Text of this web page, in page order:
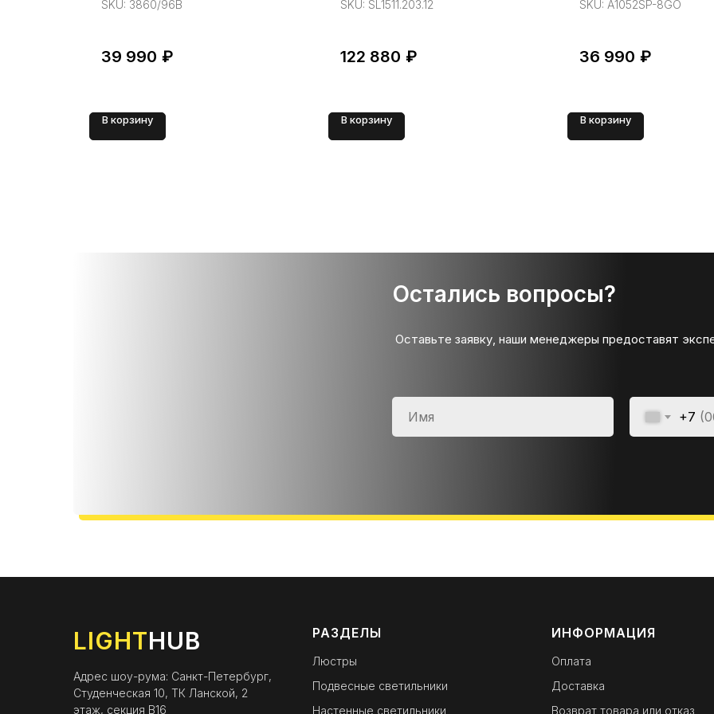
SKU: 3860/96B
39 990 ₽
В корзину
SKU: SL1511.203.12
122 880 ₽
В корзину
SKU: A1052SP-8GO
36 990 ₽
В корзину
Остались вопросы?
+7
Оставьте заявку, наши менеджеры предоставят
LIGHTHUB
Адрес шоу-рума: Санкт-Петербург,
Студенческая 10, ТК Ланской, 2
этаж, секция B16
РАЗДЕЛЫ
Люстры
Подвесные светильники
Настенные светильники
ИНФОРМАЦИЯ
Оплата
Доставка
Возврат товара или отказ